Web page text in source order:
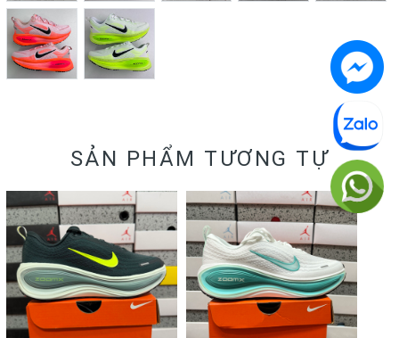
SẢN PHẨM TƯƠNG TỰ